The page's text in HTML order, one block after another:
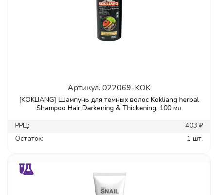
Артикул. 022069-KOK
[KOKLIANG] Шампунь для темных волос Kokliang herbal
Shampoo Hair Darkening & Thickening, 100 мл
РРЦ:
403 ₽
Остаток:
1 шт.